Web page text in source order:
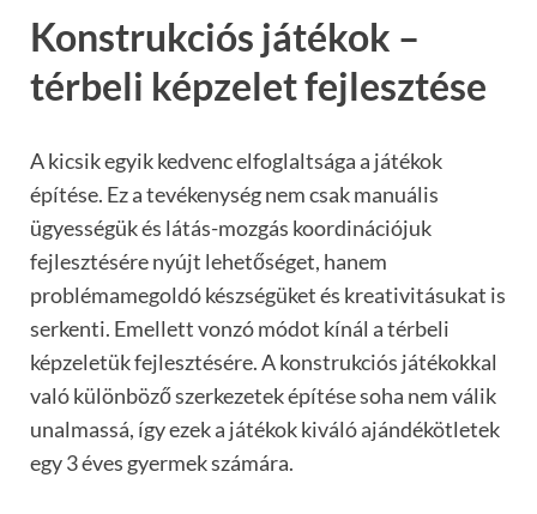
Konstrukciós játékok –
térbeli képzelet fejlesztése
A kicsik egyik kedvenc elfoglaltsága a játékok
építése. Ez a tevékenység nem csak manuális
ügyességük és látás-mozgás koordinációjuk
fejlesztésére nyújt lehetőséget, hanem
problémamegoldó készségüket és kreativitásukat is
serkenti. Emellett vonzó módot kínál a térbeli
képzeletük fejlesztésére. A konstrukciós játékokkal
való különböző szerkezetek építése soha nem válik
unalmassá, így ezek a játékok kiváló ajándékötletek
egy 3 éves gyermek számára.